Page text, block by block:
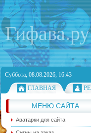
Суббота, 08.08.2026, 16:43
ГЛАВНАЯ
МЕНЮ САЙТА
Аватарки для сайта